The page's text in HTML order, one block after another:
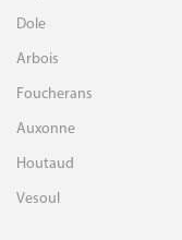
Dole
Arbois
Foucherans
Auxonne
Houtaud
Vesoul